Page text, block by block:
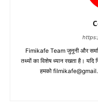
Fimikafe Team जुनूनी और
तथ्‍यों का विशेष ध्‍यान रखता है।
हमको